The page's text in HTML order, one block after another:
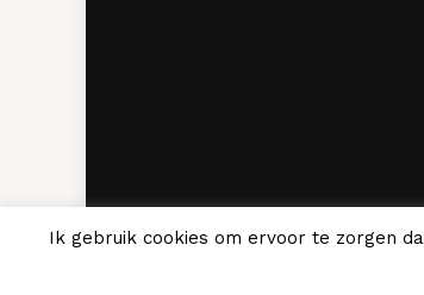
Ik gebruik cookies om ervoor te zorgen